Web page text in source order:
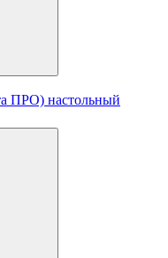
ПРО) настольный